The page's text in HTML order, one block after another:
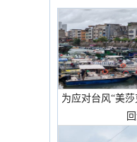
为应对台风“美